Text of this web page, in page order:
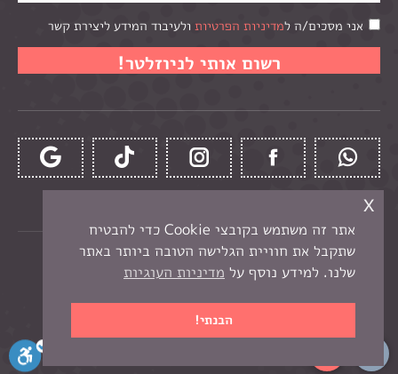
אני מסכים/ה למדיניות הפרטיות ולעיבוד המידע ליצירת קשר
כל הזכויות שמורות לקרן -חנות יצירה בנתניה
תפריט תחתון
בניית אתר מכירות
אתר זה משתמש בקובצי Cookie כדי להבטיח
שתקבל את חוויית הגלישה הטובה ביותר באתר
שלנו. למידע נוסף על מדיניות העוגיות
הבנתי!
x